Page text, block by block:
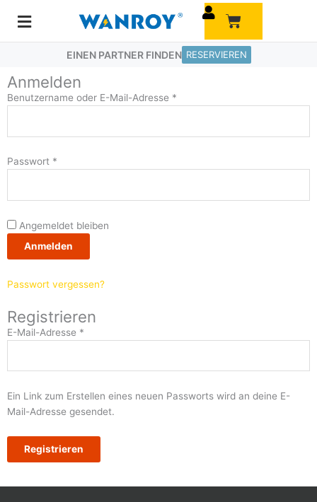
Inhalt
Warenkorb
EINEN PARTNER FINDEN RESERVIEREN
Anmelden
Benutzername oder E-Mail-Adresse *
Passwort *
Erforderlich
Angemeldet bleiben
Anmelden
Passwort vergessen?
Registrieren
E-Mail-Adresse *
Ein Link zum Erstellen eines neuen Passworts wird an deine E-
Mail-Adresse gesendet.
Registrieren